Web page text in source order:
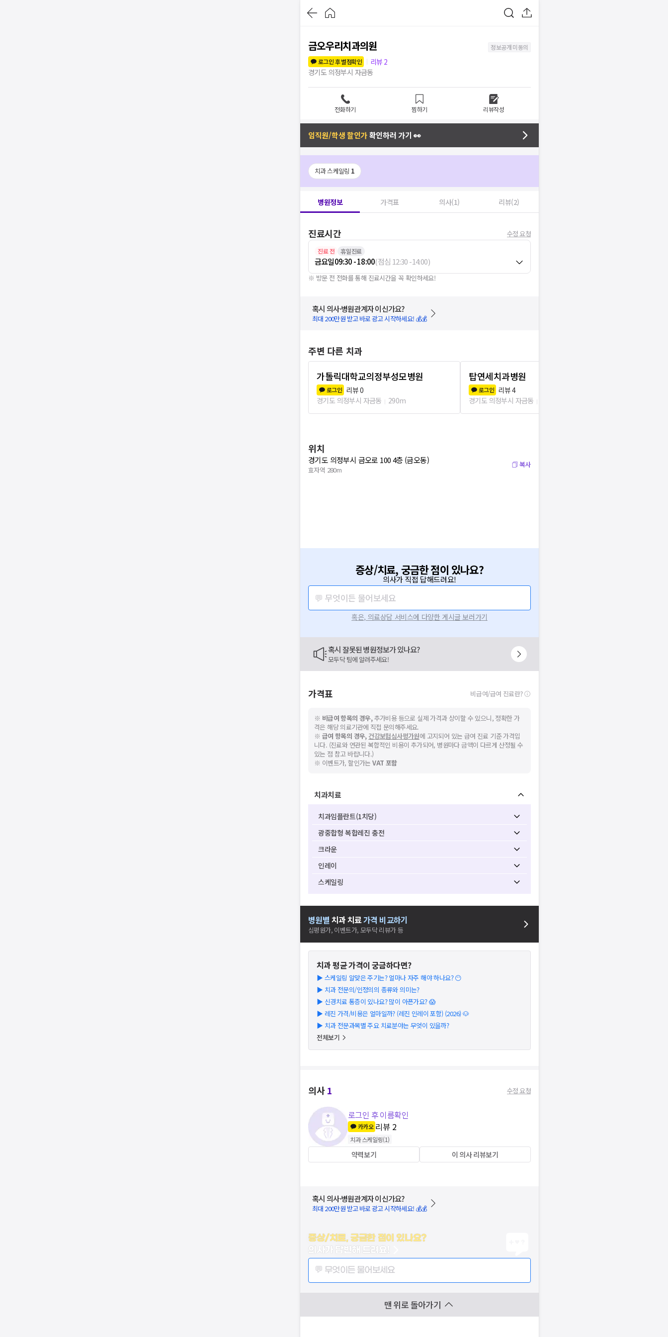
금오우리치과의원
정보공개 미동의
로그인 후 별점확인
리뷰 2
경기도 의정부시 자금동
전화하기 찜하기 리뷰작성
임직원/학생 할인가확인하러 가기 👀
치과 스케일링 1
병원정보 가격표 의사(1) 리뷰(2)
진료시간 수정 요청
진료 전 휴일진료
금요일09:30 - 18:00(점심 12:30-14:00)
※ 방문 전 전화를 통해 진료시간을 꼭 확인하세요!
혹시 의사·병원관계자 이신가요?
최대 200만원 받고 바로 광고 시작하세요! 💰💰
주변 다른 치과
가톨릭대학교의정부성모병원
로그인 리뷰0
경기도 의정부시 자금동
290m
탑연세치과병원
로그인 리뷰4
경기도 의정부시 자금동
위치
경기도 의정부시 금오로 100 4층 (금오동)
효자역 280m
복사
증상/치료, 궁금한 점이 있나요?
의사가 직접 답해드려요!
💬 무엇이든 물어보세요
혹은, 의료상담 서비스에 다양한 게시글 보러가기
혹시 잘못된 병원정보가 있나요?
모두닥 팀에 알려주세요!
가격표 비급여/급여 진료란?
※ 비급여 항목의 경우,추가비용 등으로 실제 가격과 상이할 수 있으니, 정확한 가
격은 해당 의료기관에 직접 문의해주세요.
※ 급여 항목의 경우, 건강보험심사평가원에 고지되어 있는 급여 진료 기준 가격입
니다. (진료와 연관된 복합적인 비용이 추가되어, 병원마다 금액이 다르게 산정될 수
있는 점 참고 바랍니다.)
※ 이벤트가, 할인가는VAT 포함
치과치료
치과임플란트(1치당)
광중합형 복합레진 충전
크라운
인레이
스케일링
병원별 치과치료가격 비교하기
심평원가, 이벤트가, 모두닥 리뷰가 등
치과평균 가격이 궁금하다면?
▶ 스케일링 알맞은 주기는? 얼마나 자주 해야 하나요? 😶
▶ 치과 전문의/인정의의 종류와 의미는?
▶ 신경치료 통증이 있나요? 많이 아픈가요? 😱
▶ 레진 가격/비용은 얼마일까? (레진 인레이 포함) (2026) 🐶
▶ 치과 전문과목별 주요 치료분야는 무엇이 있을까?
전체보기
의사1 수정 요청
로그인 후 이름확인
카카오 리뷰 2
치과 스케일링(1)
약력보기 이 의사 리뷰보기
혹시 의사·병원관계자 이신가요?
최대 200만원 받고 바로 광고 시작하세요! 💰💰
증상/치료, 궁금한 점이 있나요?
의사가 답변해 드려요!
💬 무엇이든 물어보세요
맨 위로 돌아가기